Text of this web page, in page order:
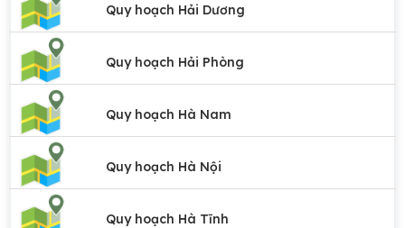
Quy hoạch Hải Dương
Quy hoạch Hải Phòng
Quy hoạch Hà Nam
Quy hoạch Hà Nội
Quy hoạch Hà Tĩnh